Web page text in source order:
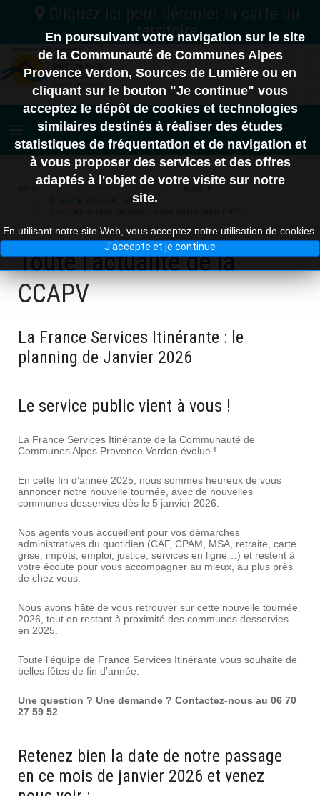
Digne-les-Bains
C.C. Vallée de l'Ubaye Serre-Ponçon
C.C. Alpes d'Azur
83
Nord
Accueil Alpes Provence Verdon
Actualité
France Services - Actualités
Toute l'actualité de la
CCAPV
La France Services Itinérante : le
planning de Janvier 2026
Le service public vient à vous !
La France Services Itinérante de la Communauté de
Communes Alpes Provence Verdon évolue !
En cette fin d’année 2025, nous sommes heureux de vous
annoncer notre nouvelle tournée, avec de nouvelles
communes desservies dès le 5 janvier 2026.
Nos agents vous accueillent pour vos démarches
administratives du quotidien (CAF, CPAM, MSA, retraite, carte
grise, impôts, emploi, justice, services en ligne…) et restent à
votre écoute pour vous accompagner au mieux, au plus près
de chez vous.
Nous avons hâte de vous retrouver sur cette nouvelle tournée
2026, tout en restant à proximité des communes desservies
en 2025.
Toute l’équipe de France Services Itinérante vous souhaite de
belles fêtes de fin d’année.
Une question ? Une demande ? Contactez-nous au 06 70
27 59 52
Retenez bien la date de notre passage
en ce mois de janvier 2026 et venez
En poursuivant votre navigation sur le site
de la Communauté de Communes Alpes
Provence Verdon, Sources de Lumière ou en
cliquant sur le bouton "Je continue" vous
acceptez le dépôt de cookies et technologies
similaires destinés à réaliser des études
statistiques de fréquentation et de navigation et
à vous proposer des services et des offres
adaptés à l'objet de votre visite sur notre
site.
En utilisant notre site Web, vous acceptez notre utilisation de cookies.
J'accepte et je continue